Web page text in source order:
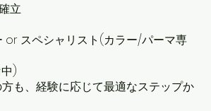
立
or スペシャリスト(カラー/パーマ専
)
も、経験に応じて最適なステップか